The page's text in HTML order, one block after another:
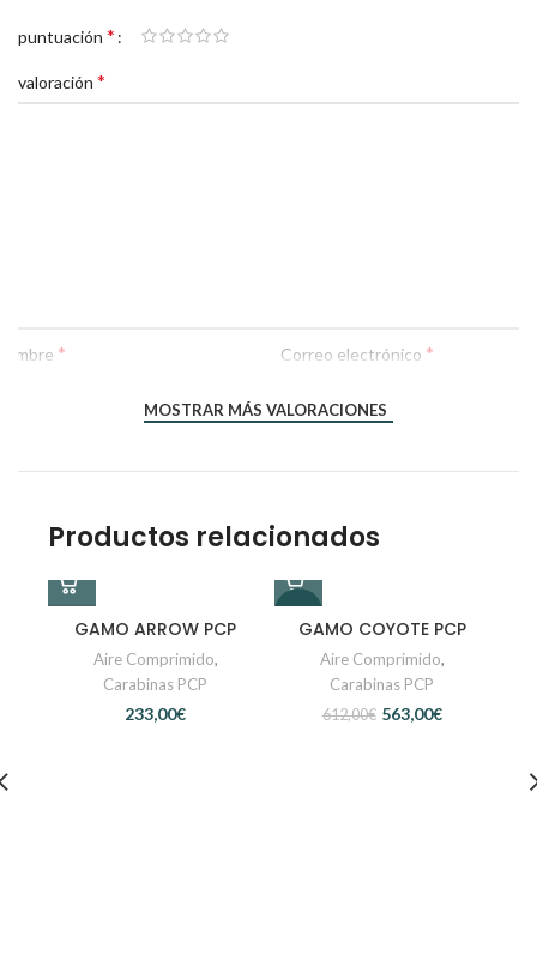
puntuación *
valoración *
* Correo electrónico *
MOSTRAR MÁS VALORACIONES
Productos relacionados
GAMO ARROW PCP
Aire Comprimido,
Carabinas PCP
€
GAMO COYOTE PCP
Aire Comprimido,
Carabinas PCP
612,00€ 563,00€